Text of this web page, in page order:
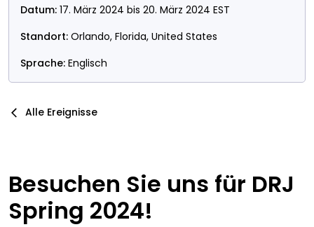
Alle Ereignisse
Besuchen Sie uns für DRJ
Spring 2024!
Aufbau von Resilienz?
Datum: 17. März 2024 bis 20. März 2024 EST
Standort: Orlando, Florida, United States
Sprache: Englisch